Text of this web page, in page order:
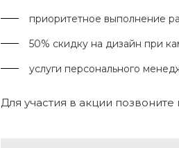
приоритетное выполнение
50% скидку на дизайн при
услуги персонального
Для участия в акции